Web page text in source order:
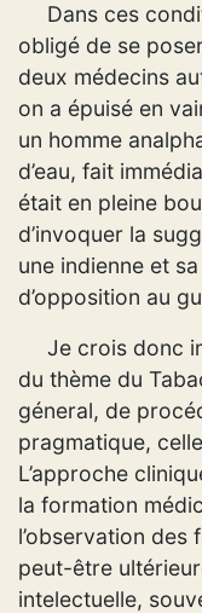
Dans ces
obligé de se
deux médecins
on a épuisé en
un homme
d’eau, fait
était en pleine
d’invoquer la
une indienne et
d’opposition au
Je crois donc
du thème du
géneral, de
pragmatique,
L’approche
la formation
l’observation des
peut-être
intelectuelle,